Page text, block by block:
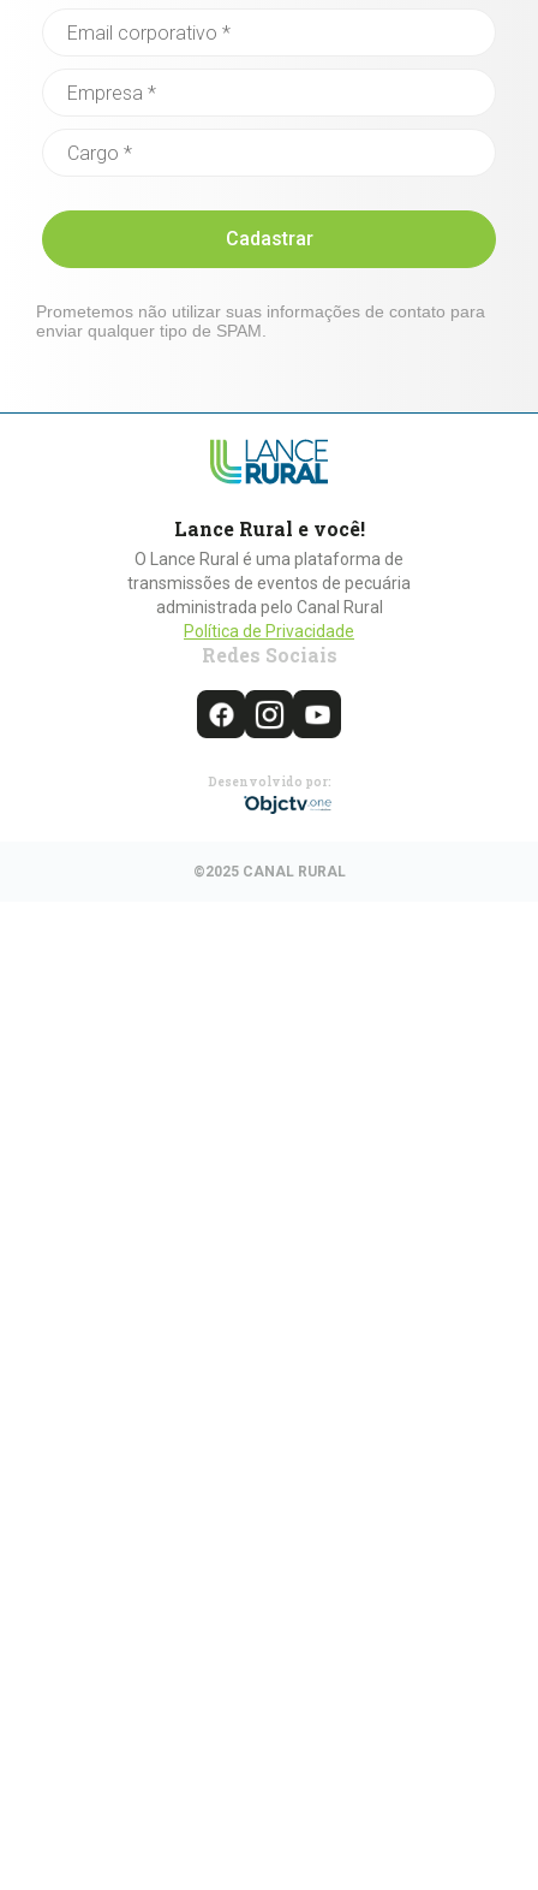
Cadastrar
Prometemos não utilizar suas informações de contato para
enviar qualquer tipo de SPAM.
Lance Rural e você!
O Lance Rural é uma plataforma de
transmissões de eventos de pecuária
administrada pelo Canal Rural
Política de Privacidade
Redes Sociais
Desenvolvido por:
©2025 CANAL RURAL